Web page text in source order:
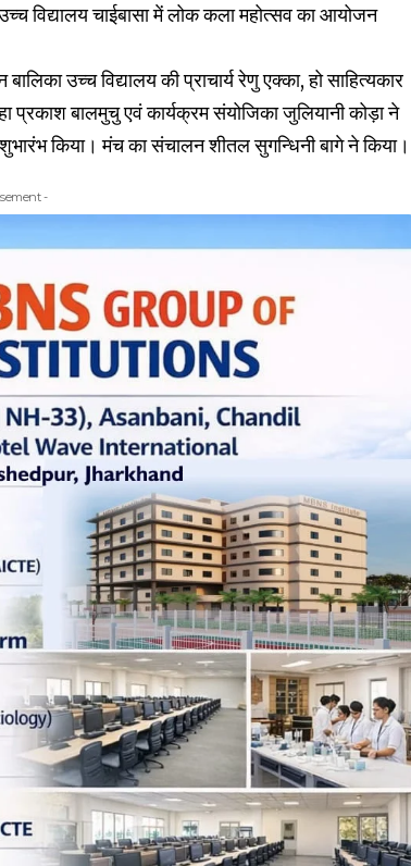
विद्यालय चाईबासा में लोक कला महोत्सव का आयोजन
उच्च विद्यालय की प्राचार्य रेणु एक्का, हो साहित्यकार
प्रकाश बालमुचु एवं कार्यक्रम संयोजिका जुलियानी कोड़ा ने
किया। मंच का संचालन शीतल सुगन्धिनी बागे ने किया।
-